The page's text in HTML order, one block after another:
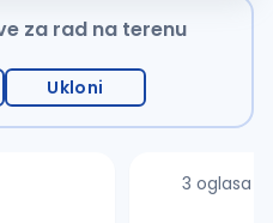
za rad na terenu
Ukloni
3 oglasa